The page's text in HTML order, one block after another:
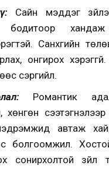
Сайн мэддэг
бодитоор хандаж
Санхүүгийн
онгирох
сэргийл.
Романтик
сээтэгнэлээр
автаж
болгоомжил.
сонирхолтой зүйл